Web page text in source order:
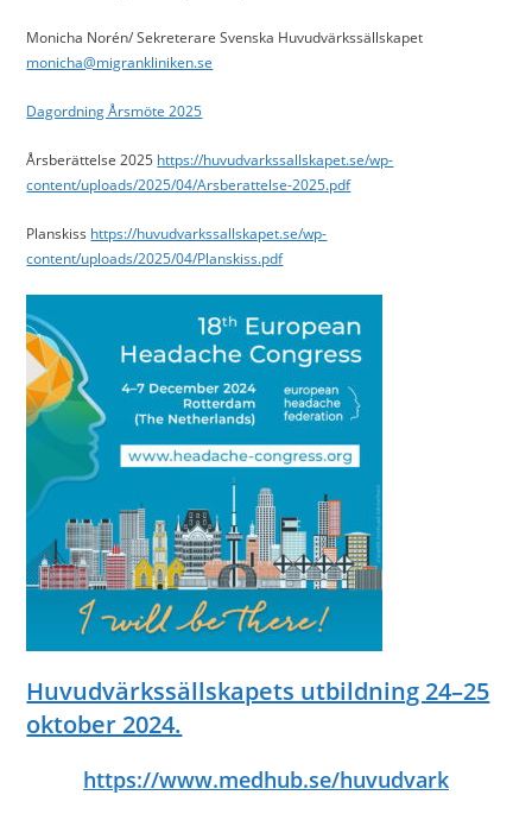
Monicha Norén/ Sekreterare Svenska Huvudvärkssällskapet
monicha@migrankliniken.se
Dagordning Årsmöte 2025
Årsberättelse 2025 https://huvudvarkssallskapet.se/wp-
content/uploads/2025/04/Arsberattelse-2025.pdf
Planskiss https://huvudvarkssallskapet.se/wp-
content/uploads/2025/04/Planskiss.pdf
Huvudvärkssällskapets utbildning 24–25
oktober 2024.
https://www.medhub.se/huvudvark